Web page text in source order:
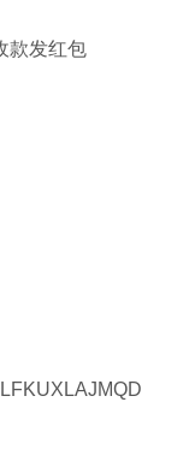
款发红包